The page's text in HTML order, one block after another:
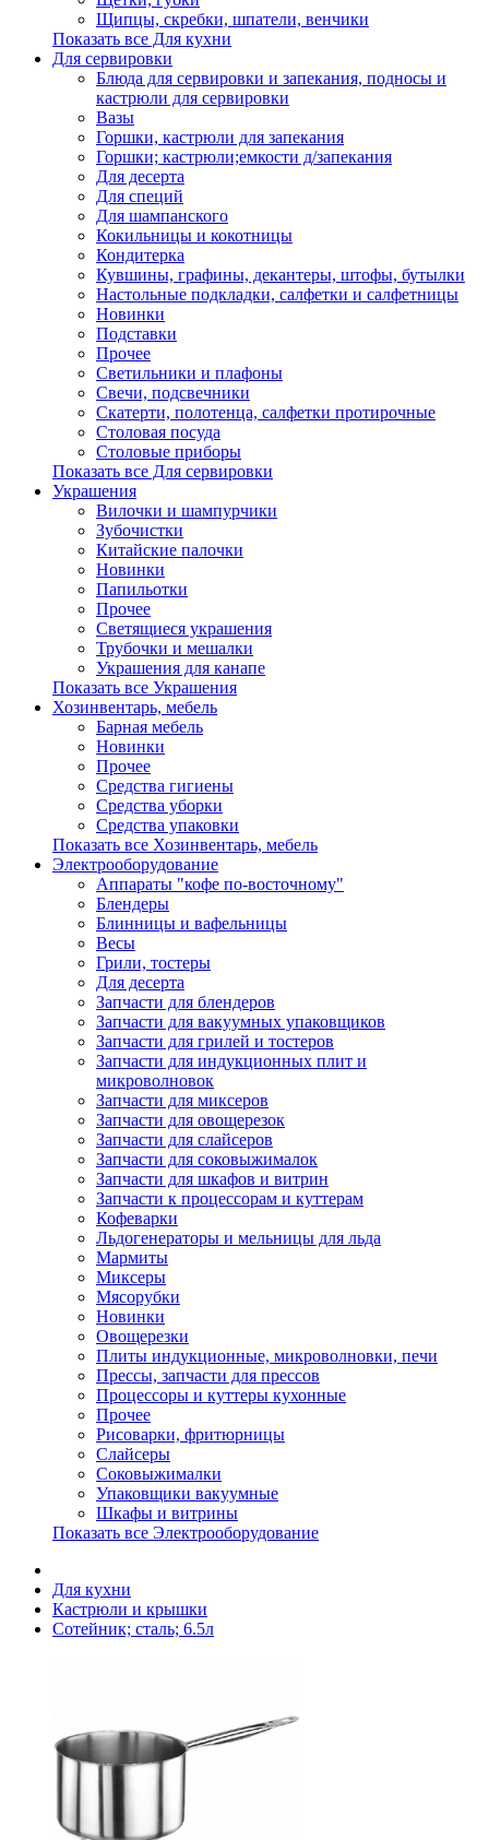
Щипцы, скребки, шпатели, венчики
Показать все Для кухни
Для сервировки
Блюда для сервировки и запекания, подносы и
кастрюли для сервировки
Вазы
Горшки, кастрюли для запекания
Горшки; кастрюли;емкости д/запекания
Для десерта
Для специй
Для шампанского
Кокильницы и кокотницы
Кондитерка
Кувшины, графины, декантеры, штофы, бутылки
Настольные подкладки, салфетки и салфетницы
Новинки
Подставки
Прочее
Светильники и плафоны
Свечи, подсвечники
Скатерти, полотенца, салфетки протирочные
Столовая посуда
Столовые приборы
Показать все Для сервировки
Украшения
Вилочки и шампурчики
Зубочистки
Китайские палочки
Новинки
Папильотки
Прочее
Светящиеся украшения
Трубочки и мешалки
Украшения для канапе
Показать все Украшения
Хозинвентарь, мебель
Барная мебель
Новинки
Прочее
Средства гигиены
Средства уборки
Средства упаковки
Показать все Хозинвентарь, мебель
Электрооборудование
Аппараты "кофе по-восточному"
Блендеры
Блинницы и вафельницы
Весы
Грили, тостеры
Для десерта
Запчасти для блендеров
Запчасти для вакуумных упаковщиков
Запчасти для грилей и тостеров
Запчасти для индукционных плит и
микроволновок
Запчасти для миксеров
Запчасти для овощерезок
Запчасти для слайсеров
Запчасти для соковыжималок
Запчасти для шкафов и витрин
Запчасти к процессорам и куттерам
Кофеварки
Льдогенераторы и мельницы для льда
Мармиты
Миксеры
Мясорубки
Новинки
Овощерезки
Плиты индукционные, микроволновки, печи
Прессы, запчасти для прессов
Процессоры и куттеры кухонные
Прочее
Рисоварки, фритюрницы
Слайсеры
Соковыжималки
Упаковщики вакуумные
Шкафы и витрины
Показать все Электрооборудование
Для кухни
Кастрюли и крышки
Сотейник; сталь; 6.5л